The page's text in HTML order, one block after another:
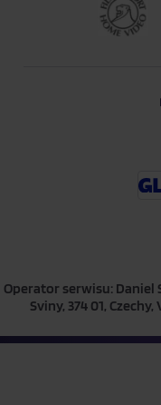
Operator serwisu: Daniel
Sviny, 374 01, Czechy,